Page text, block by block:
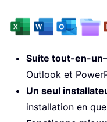
Suite tout-en-un
Outlook et
Un seul
installation en